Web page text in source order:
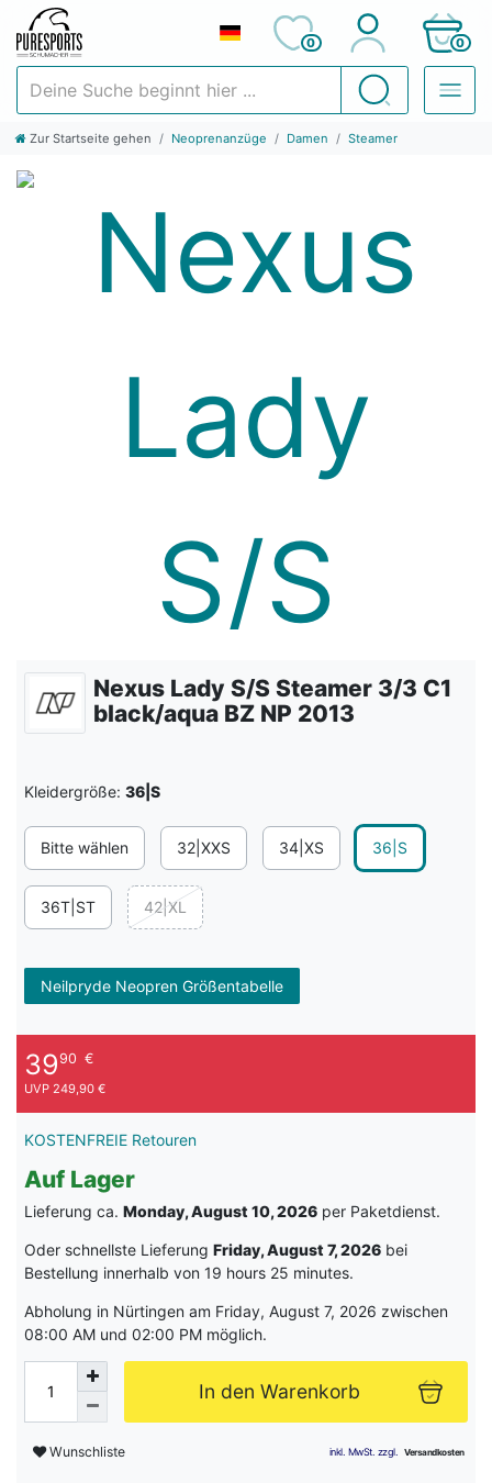
Suchen
0 0
Zur Startseite gehen Neoprenanzüge Damen Steamer
Nexus Lady S/S Steamer 3/3 C1
black/aqua BZ NP 2013
Kleidergröße: 36|S
Bitte wählen 32|XXS 34|XS 36|S
36T|ST 42|XL
Neilpryde Neopren Größentabelle
3990 €
UVP 249,90 €
KOSTENFREIE Retouren
Auf Lager
Lieferung ca. Monday, August 10, 2026 per Paketdienst.
Oder schnellste Lieferung Friday, August 7, 2026 bei
Bestellung innerhalb von 19 hours 25 minutes.
Abholung in Nürtingen am Friday, August 7, 2026 zwischen
08:00 AM und 02:00 PM möglich.
In den Warenkorb
Wunschliste